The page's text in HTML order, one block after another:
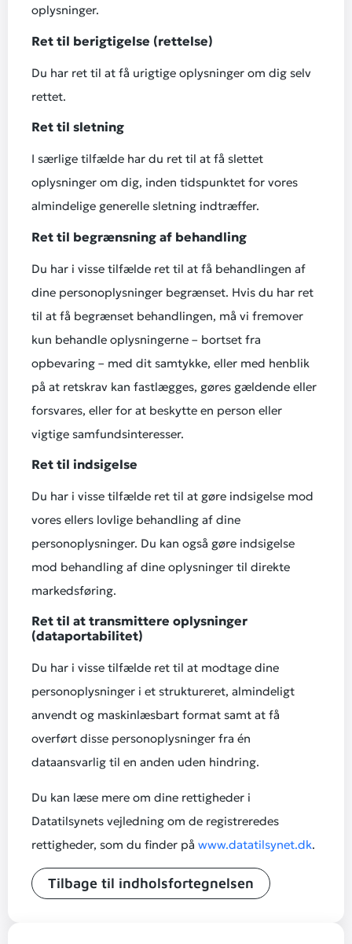
oplysninger.
Ret til berigtigelse (rettelse)
Du har ret til at få urigtige oplysninger om dig selv
rettet.
Ret til sletning
I særlige tilfælde har du ret til at få slettet
oplysninger om dig, inden tidspunktet for vores
almindelige generelle sletning indtræffer.
Ret til begrænsning af behandling
Du har i visse tilfælde ret til at få behandlingen af
dine personoplysninger begrænset. Hvis du har ret
til at få begrænset behandlingen, må vi fremover
kun behandle oplysningerne – bortset fra
opbevaring – med dit samtykke, eller med henblik
på at retskrav kan fastlægges, gøres gældende eller
forsvares, eller for at beskytte en person eller
vigtige samfundsinteresser.
Ret til indsigelse
Du har i visse tilfælde ret til at gøre indsigelse mod
vores ellers lovlige behandling af dine
personoplysninger. Du kan også gøre indsigelse
mod behandling af dine oplysninger til direkte
markedsføring.
Ret til at transmittere oplysninger
(dataportabilitet)
Du har i visse tilfælde ret til at modtage dine
personoplysninger i et struktureret, almindeligt
anvendt og maskinlæsbart format samt at få
overført disse personoplysninger fra én
dataansvarlig til en anden uden hindring.
Du kan læse mere om dine rettigheder i
Datatilsynets vejledning om de registreredes
rettigheder, som du finder på www.datatilsynet.dk.
Tilbage til indholsfortegnelsen